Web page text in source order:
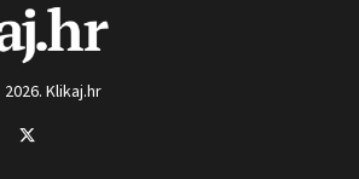
Klikaj.hr